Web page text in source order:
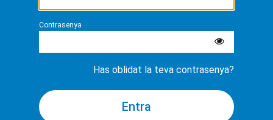
Contrasenya
Has oblidat la teva contrasenya?